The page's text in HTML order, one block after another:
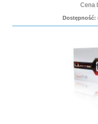
Cena
Dostępność: